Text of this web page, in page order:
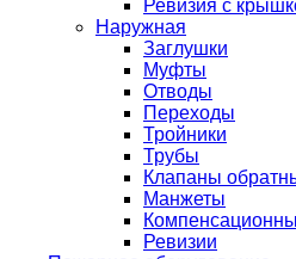
Ревизия с
Наружная
Заглушки
Муфты
Отводы
Переходы
Тройники
Трубы
Клапаны
Манжеты
Ревизии